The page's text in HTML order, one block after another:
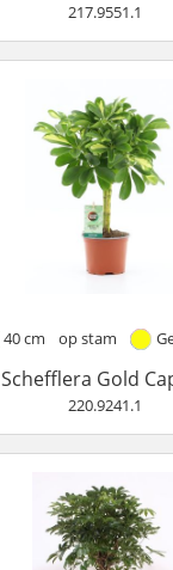
217.9551.1
40 cm op stam
Schefflera Gold
220.9241.1